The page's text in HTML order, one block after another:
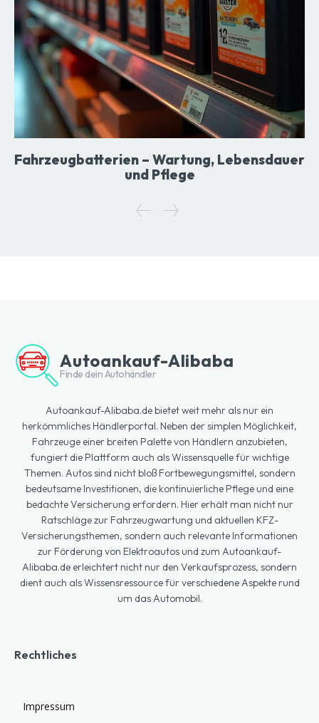
Fahrzeugbatterien – Wartung, Lebensdauer
und Pflege
Autoankauf-Alibaba
Finde dein Autohändler
Autoankauf-Alibaba.de bietet weit mehr als nur ein
herkömmliches Händlerportal. Neben der simplen Möglichkeit,
Fahrzeuge einer breiten Palette von Händlern anzubieten,
fungiert die Plattform auch als Wissensquelle für wichtige
Themen. Autos sind nicht bloß Fortbewegungsmittel, sondern
bedeutsame Investitionen, die kontinuierliche Pflege und eine
bedachte Versicherung erfordern. Hier erhält man nicht nur
Ratschläge zur Fahrzeugwartung und aktuellen KFZ-
Versicherungsthemen, sondern auch relevante Informationen
zur Förderung von Elektroautos und zum Autoankauf-
Alibaba.de erleichtert nicht nur den Verkaufsprozess, sondern
dient auch als Wissensressource für verschiedene Aspekte rund
um das Automobil.
Rechtliches
Impressum